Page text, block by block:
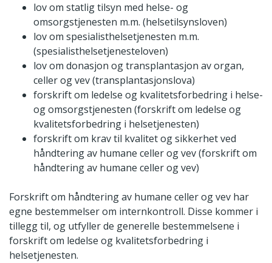
lov om statlig tilsyn med helse- og
omsorgstjenesten m.m. (helsetilsynsloven)
lov om spesialisthelsetjenesten m.m.
(spesialisthelsetjenesteloven)
lov om donasjon og transplantasjon av organ,
celler og vev (transplantasjonslova)
forskrift om ledelse og kvalitetsforbedring i helse-
og omsorgstjenesten (forskrift om ledelse og
kvalitetsforbedring i helsetjenesten)
forskrift om krav til kvalitet og sikkerhet ved
håndtering av humane celler og vev (forskrift om
håndtering av humane celler og vev)
Forskrift om håndtering av humane celler og vev har
egne bestemmelser om internkontroll. Disse kommer i
tillegg til, og utfyller de generelle bestemmelsene i
forskrift om ledelse og kvalitetsforbedring i
helsetjenesten.